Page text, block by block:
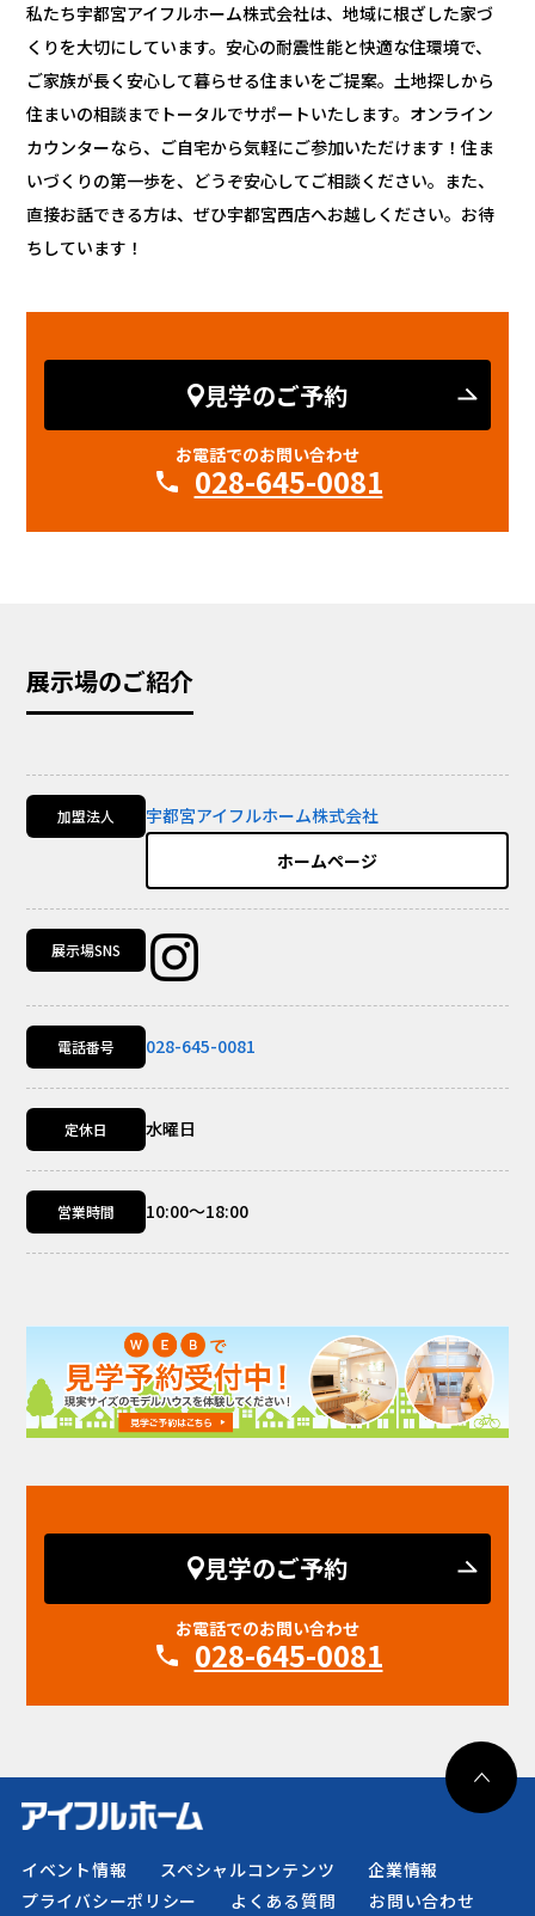
私たち宇都宮アイフルホーム株式会社は、地域に根ざした家づ
くりを大切にしています。安心の耐震性能と快適な住環境で、
ご家族が長く安心して暮らせる住まいをご提案。土地探しから
住まいの相談までトータルでサポートいたします。オンライン
カウンターなら、ご自宅から気軽にご参加いただけます！住ま
いづくりの第一歩を、どうぞ安心してご相談ください。また、
直接お話できる方は、ぜひ宇都宮西店へお越しください。お待
ちしています！
見学のご予約
お電話でのお問い合わせ
028-645-0081
展示場のご紹介
加盟法人
宇都宮アイフルホーム株式会社
ホームページ
展示場SNS
電話番号 028-645-0081
定休日 水曜日
営業時間 10:00～18:00
見学のご予約
お電話でのお問い合わせ
028-645-0081
イベント情報 スペシャルコンテンツ
企業情報
プライバシーポリシー
よくある質問 お問い合わせ